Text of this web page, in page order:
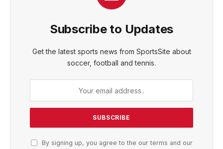
Subscribe to Updates
Get the latest sports news from SportsSite about
soccer, football and tennis.
By signing up, you agree to the our terms and our